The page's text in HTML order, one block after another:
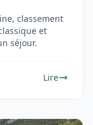
classement
et
séjour.
Lire